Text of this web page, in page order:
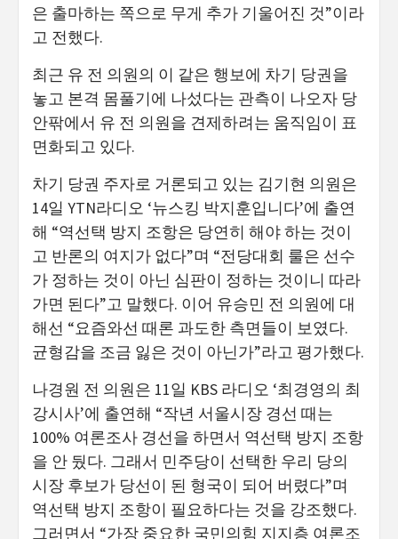
은 출마하는 쪽으로 무게 추가 기울어진 것”이라
고 전했다.
최근 유 전 의원의 이 같은 행보에 차기 당권을
놓고 본격 몸풀기에 나섰다는 관측이 나오자 당
안팎에서 유 전 의원을 견제하려는 움직임이 표
면화되고 있다.
차기 당권 주자로 거론되고 있는 김기현 의원은
14일 YTN라디오 ‘뉴스킹 박지훈입니다’에 출연
해 “역선택 방지 조항은 당연히 해야 하는 것이
고 반론의 여지가 없다”며 “전당대회 룰은 선수
가 정하는 것이 아닌 심판이 정하는 것이니 따라
가면 된다”고 말했다. 이어 유승민 전 의원에 대
해선 “요즘와선 때론 과도한 측면들이 보였다.
균형감을 조금 잃은 것이 아닌가”라고 평가했다.
나경원 전 의원은 11일 KBS 라디오 ‘최경영의 최
강시사’에 출연해 “작년 서울시장 경선 때는
100% 여론조사 경선을 하면서 역선택 방지 조항
을 안 뒀다. 그래서 민주당이 선택한 우리 당의
시장 후보가 당선이 된 형국이 되어 버렸다”며
역선택 방지 조항이 필요하다는 것을 강조했다.
그러면서 “가장 중요한 국민의힘 지지층 여론조